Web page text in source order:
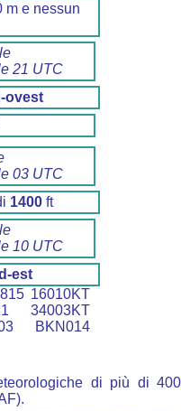
m e nessun
21 UTC
ovest
03 UTC
1400ft
10 UTC
est
16010KT
34003KT
BKN014
di più di